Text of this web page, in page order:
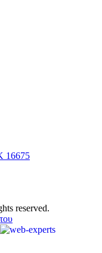
16675
reserved.